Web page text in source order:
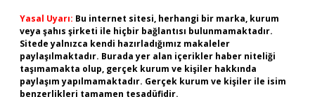
Yasal Uyarı: Bu internet sitesi, herhangi bir marka, kurum
veya şahıs şirketi ile hiçbir bağlantısı bulunmamaktadır.
Sitede yalnızca kendi hazırladığımız makaleler
paylaşılmaktadır. Burada yer alan içerikler haber niteliği
taşımamakta olup, gerçek kurum ve kişiler hakkında
paylaşım yapılmamaktadır. Gerçek kurum ve kişiler ile isim
benzerlikleri tamamen tesadüfidir.